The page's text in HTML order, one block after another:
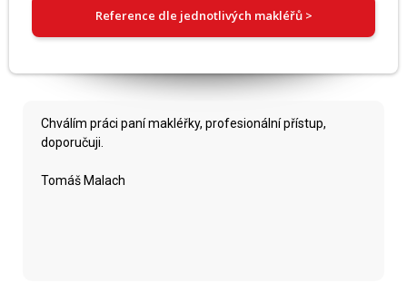
Reference dle jednotlivých makléřů >
Chválím práci paní makléřky, profesionální přístup,
doporučuji.
Tomáš Malach